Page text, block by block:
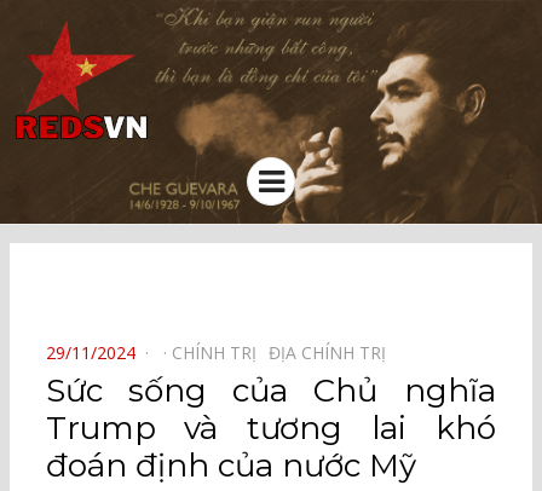
Kênh chia sẻ tri thức cộng đồng
Menu
POSTED
ON
29/11/2024 CHÍNH TRỊ⠀ ĐỊA CHÍNH TRỊ⠀
Sức sống của Chủ nghĩa
Trump và tương lai khó
đoán định của nước Mỹ